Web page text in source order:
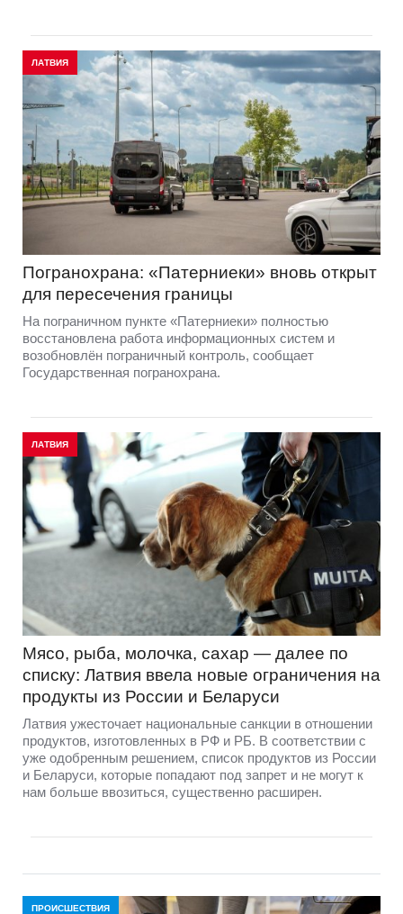
ЛАТВИЯ
Погранохрана: «Патерниеки» вновь открыт
для пересечения границы
На пограничном пункте «Патерниеки» полностью
восстановлена работа информационных систем и
возобновлён пограничный контроль, сообщает
Государственная погранохрана.
ЛАТВИЯ
Мясо, рыба, молочка, сахар — далее по
списку: Латвия ввела новые ограничения на
продукты из России и Беларуси
Латвия ужесточает национальные санкции в отношении
продуктов, изготовленных в РФ и РБ. В соответствии с
уже одобренным решением, список продуктов из России
и Беларуси, которые попадают под запрет и не могут к
нам больше ввозиться, существенно расширен.
ПРОИСШЕСТВИЯ